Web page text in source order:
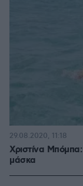
Χριστίνα
μάσκα
29.08.2020, 11:18